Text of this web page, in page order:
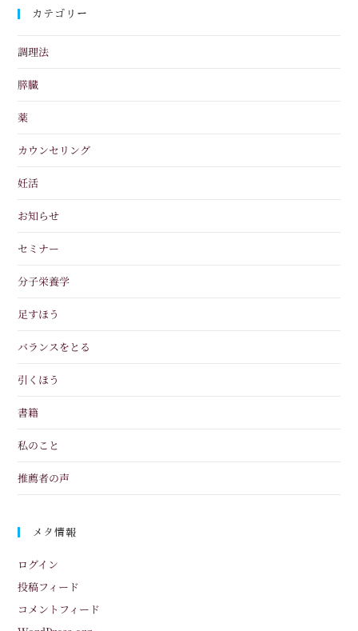
カテゴリー
調理法
膵臓
薬
カウンセリング
妊活
お知らせ
セミナー
分子栄養学
足すほう
バランスをとる
引くほう
書籍
私のこと
推薦者の声
メタ情報
ログイン
投稿フィード
コメントフィード